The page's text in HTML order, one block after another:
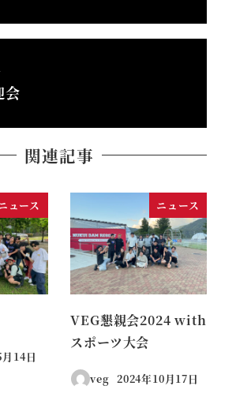
会
関連記事
ュース
14日
ニュース
VEG懇親会2024 with
スポーツ大会
veg
投稿日
2024年10月17日